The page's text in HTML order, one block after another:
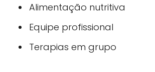
Alimentação nutritiva
Equipe profissional
Terapias em grupo